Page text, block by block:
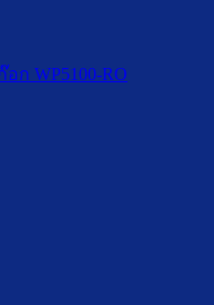
ก WP5100-RO